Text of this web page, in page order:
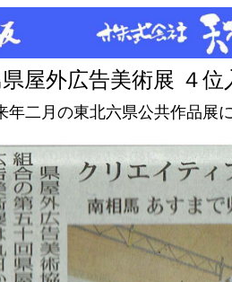
屋外広告美術展 ４
年二月の東北六県公共作品展